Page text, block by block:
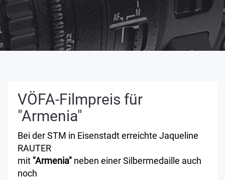
VÖFA-Filmpreis für
"Armenia"
Bei der STM in Eisenstadt erreichte Jaqueline
RAUTER
mit "Armenia" neben einer Silbermedaille auch
noch